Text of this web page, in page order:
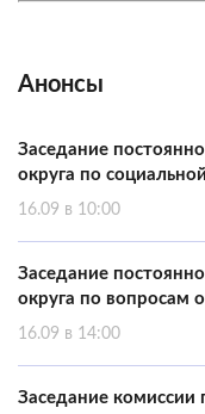
Анонсы
Заседание
округа по
16.09 в 10:00
Заседание
округа по вопросам
16.09 в 14:00
Заседание